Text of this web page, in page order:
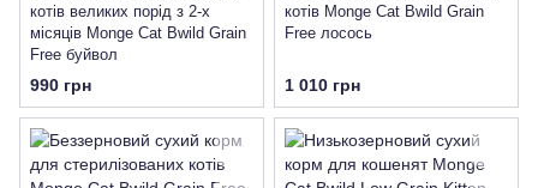
котів великих порід з 2-х
місяців Monge Cat Bwild Grain
Free буйвол
990 грн
котів Monge Cat Bwild Grain
Free лосось
1 010 грн